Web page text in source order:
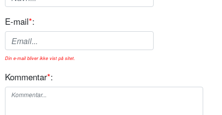
E-mail*:
Din e-mail bliver ikke vist på sitet.
Kommentar*: